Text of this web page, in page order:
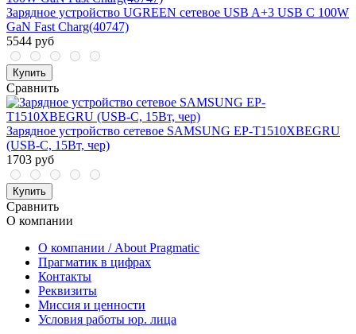
Зарядное устройство UGREEN сетевое USB A+3 USB C 100W
GaN Fast Charg(40747)
5544 руб
Купить
Сравнить
Зарядное устройство сетевое SAMSUNG EP-T1510XBEGRU
(USB-C, 15Вт, чер)
1703 руб
Купить
Сравнить
О компании
О компании / About Pragmatic
Прагматик в цифрах
Контакты
Реквизиты
Миссия и ценности
Условия работы юр. лица